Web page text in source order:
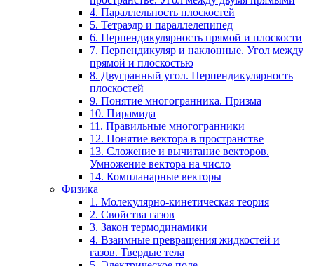
4. Параллельность плоскостей
5. Тетраэдр и параллелепипед
6. Перпендикулярность прямой и плоскости
7. Перпендикуляр и наклонные. Угол между
прямой и плоскостью
8. Двугранный угол. Перпендикулярность
плоскостей
9. Понятие многогранника. Призма
10. Пирамида
11. Правильные многогранники
12. Понятие вектора в пространстве
13. Сложение и вычитание векторов.
Умножение вектора на число
14. Компланарные векторы
Физика
1. Молекулярно-кинетическая теория
2. Свойства газов
3. Закон термодинамики
4. Взаимные превращения жидкостей и
газов. Твердые тела